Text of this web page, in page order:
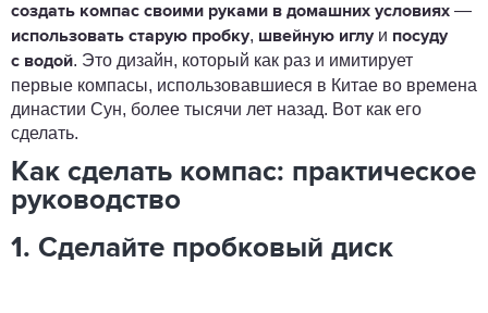
создать компас своими руками в домашних условиях —
использовать старую пробку, швейную иглу и посуду
с водой. Это дизайн, который как раз и имитирует
первые компасы, использовавшиеся в Китае во времена
династии Сун, более тысячи лет назад. Вот как его
сделать.
Как сделать компас: практическое
руководство
1. Сделайте пробковый диск